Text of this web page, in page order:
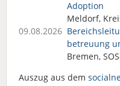
Adoption
Meldorf,
09.08.2026
betreuung
Bremen,
Auszug aus dem